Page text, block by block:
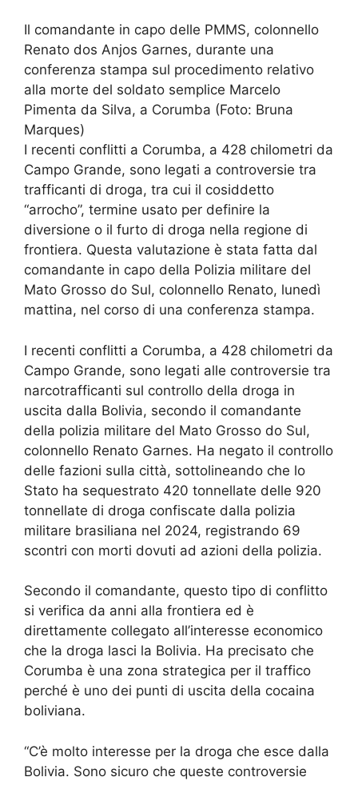
Il comandante in capo delle PMMS, colonnello
Renato dos Anjos Garnes, durante una
conferenza stampa sul procedimento relativo
alla morte del soldato semplice Marcelo
Pimenta da Silva, a Corumba (Foto: Bruna
Marques)
I recenti conflitti a Corumba, a 428 chilometri da
Campo Grande, sono legati a controversie tra
trafficanti di droga, tra cui il cosiddetto
“arrocho”, termine usato per definire la
diversione o il furto di droga nella regione di
frontiera. Questa valutazione è stata fatta dal
comandante in capo della Polizia militare del
Mato Grosso do Sul, colonnello Renato, lunedì
mattina, nel corso di una conferenza stampa.
I recenti conflitti a Corumba, a 428 chilometri da
Campo Grande, sono legati alle controversie tra
narcotrafficanti sul controllo della droga in
uscita dalla Bolivia, secondo il comandante
della polizia militare del Mato Grosso do Sul,
colonnello Renato Garnes. Ha negato il controllo
delle fazioni sulla città, sottolineando che lo
Stato ha sequestrato 420 tonnellate delle 920
tonnellate di droga confiscate dalla polizia
militare brasiliana nel 2024, registrando 69
scontri con morti dovuti ad azioni della polizia.
Secondo il comandante, questo tipo di conflitto
si verifica da anni alla frontiera ed è
direttamente collegato all’interesse economico
che la droga lasci la Bolivia. Ha precisato che
Corumba è una zona strategica per il traffico
perché è uno dei punti di uscita della cocaina
boliviana.
“C’è molto interesse per la droga che esce dalla
Bolivia. Sono sicuro che queste controversie